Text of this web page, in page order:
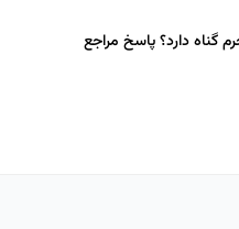
گناه دارد؟ پاسخ مراجع